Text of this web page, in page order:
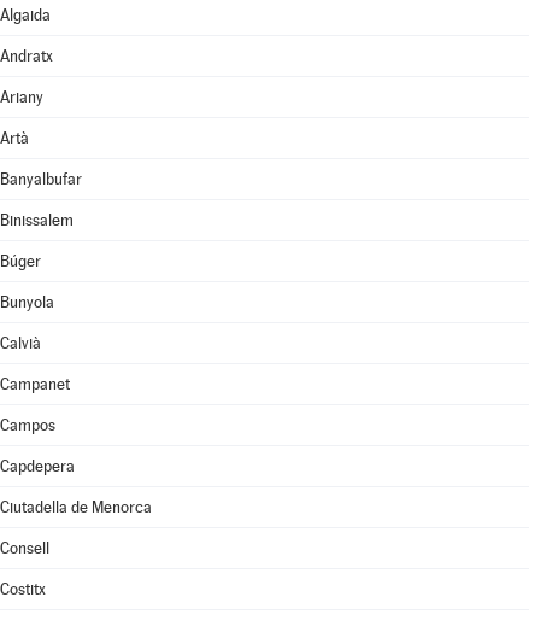
Algaida
Andratx
Ariany
Artà
Banyalbufar
Binissalem
Búger
Bunyola
Calvià
Campanet
Campos
Capdepera
Ciutadella de Menorca
Consell
Costitx